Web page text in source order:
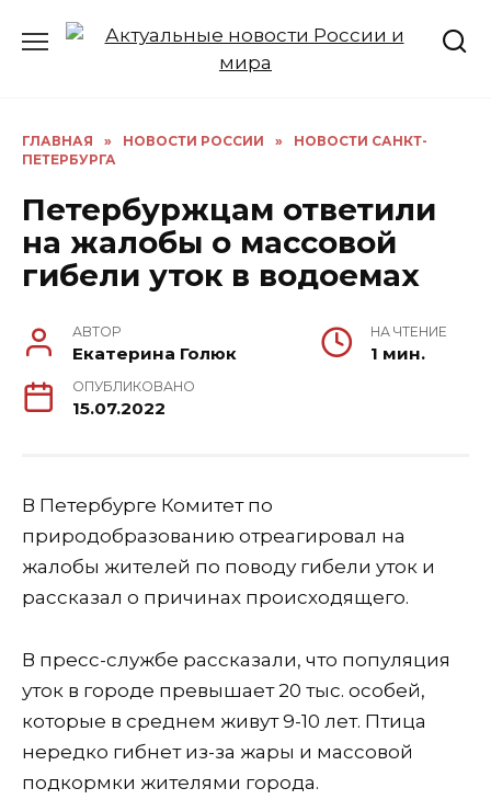
ГЛАВНАЯ » НОВОСТИ РОССИИ »
НОВОСТИ САНКТ-
ПЕТЕРБУРГА
Петербуржцам ответили
на жалобы о массовой
гибели уток в водоемах
АВТОР
Екатерина Голюк
НА ЧТЕНИЕ
1 мин.
ОПУБЛИКОВАНО
15.07.2022
В Петербурге Комитет по
природобразованию отреагировал на
жалобы жителей по поводу гибели уток и
рассказал о причинах происходящего.
В пресс-службе рассказали, что популяция
уток в городе превышает 20 тыс. особей,
которые в среднем живут 9-10 лет. Птица
нередко гибнет из-за жары и массовой
подкормки жителями города.